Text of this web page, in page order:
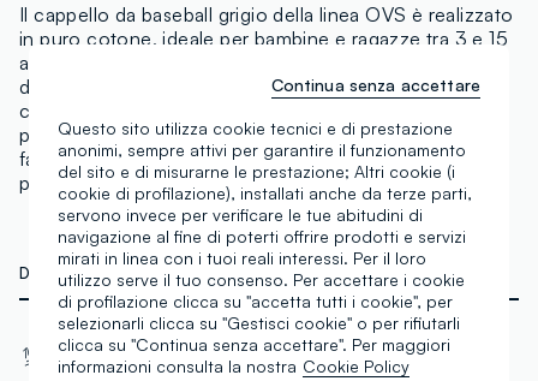
Il cappello da baseball grigio della linea OVS è realizzato
in puro cotone, ideale per bambine e ragazze tra 3 e 15
anni e perfetto per il guardaroba primaverile ed estivo. Il
design tipo baseball è arricchito da strass a forma di
cuore, regalando un look unico e glamour. Perfetto per
proteggere dal sole, si adatta facilmente alle giovani
fashioniste. Un accessorio che combina stile e praticità
per ogni occasione.
DETTAGLI TECNICI
Materiale
Cotone
Tessuto
Intrecciato
Questo sito utilizza cookie tecnici e di prestazione
anonimi, sempre attivi per garantire il funzionamento
del sito e di misurarne le prestazione; Altri cookie (i
cookie di profilazione), installati anche da terze parti,
servono invece per verificare le tue abitudini di
navigazione al fine di poterti offrire prodotti e servizi
mirati in linea con i tuoi reali interessi. Per il loro
utilizzo serve il tuo consenso. Per accettare i cookie
di profilazione clicca su "accetta tutti i cookie", per
selezionarli clicca su "Gestisci cookie" o per rifiutarli
clicca su "Continua senza accettare". Per maggiori
informazioni consulta la nostra Cookie Policy
Continua senza accettare